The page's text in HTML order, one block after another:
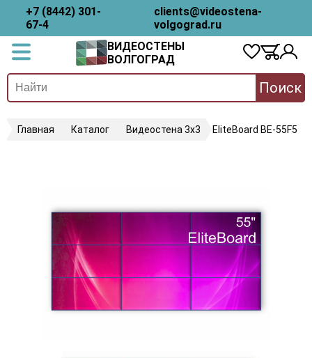
+7 (8442) 301-
67-4
clients@videostena-
volgograd.ru
ВИДЕОСТЕНЫ
ВОЛГОГРАД
Поиск
Главная Каталог Видеостена 3х3 EliteBoard BE-55F5